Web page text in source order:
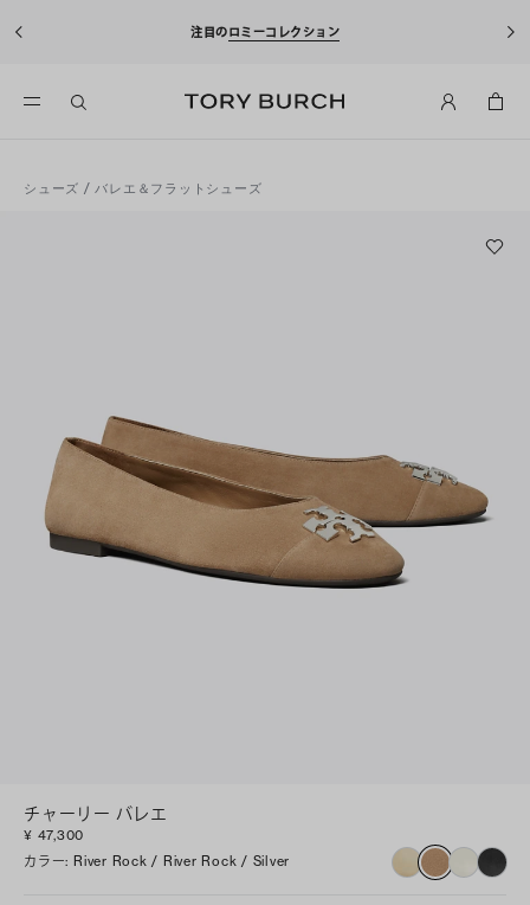
注目のロミーコレクション
シューズ /バレエ＆フラットシューズ
チャーリー バレエ
¥ 47,300
カラー: River Rock / River Rock / Silver